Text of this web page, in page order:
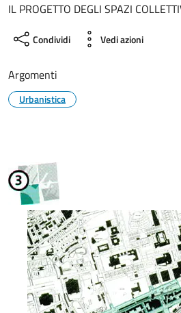
IL PROGETTO DEGLI SPAZI
Condividi Vedi azioni
Argomenti
Urbanistica